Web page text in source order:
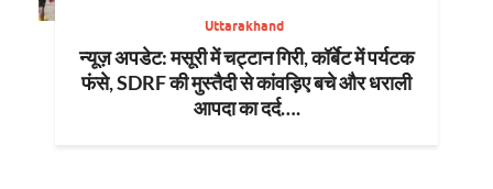
Uttarakhand
न्यूज़ अपडेट: मसूरी में चट्टान गिरी, कॉर्बेट में पर्यटक
फंसे, SDRF की मुस्तैदी से कांवड़िए बचे और धराली
आपदा का दर्द….